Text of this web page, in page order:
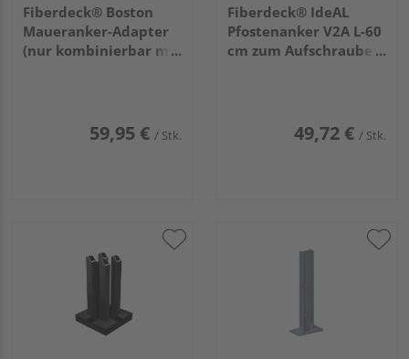
Fiberdeck® Boston
Maueranker-Adapter
(nur kombinierbar mit
59,95 € / Stk.
Fiberdeck® IdeAL
Pfostenanker V2A L-60
cm zum Aufschrauben
49,72 € / Stk.